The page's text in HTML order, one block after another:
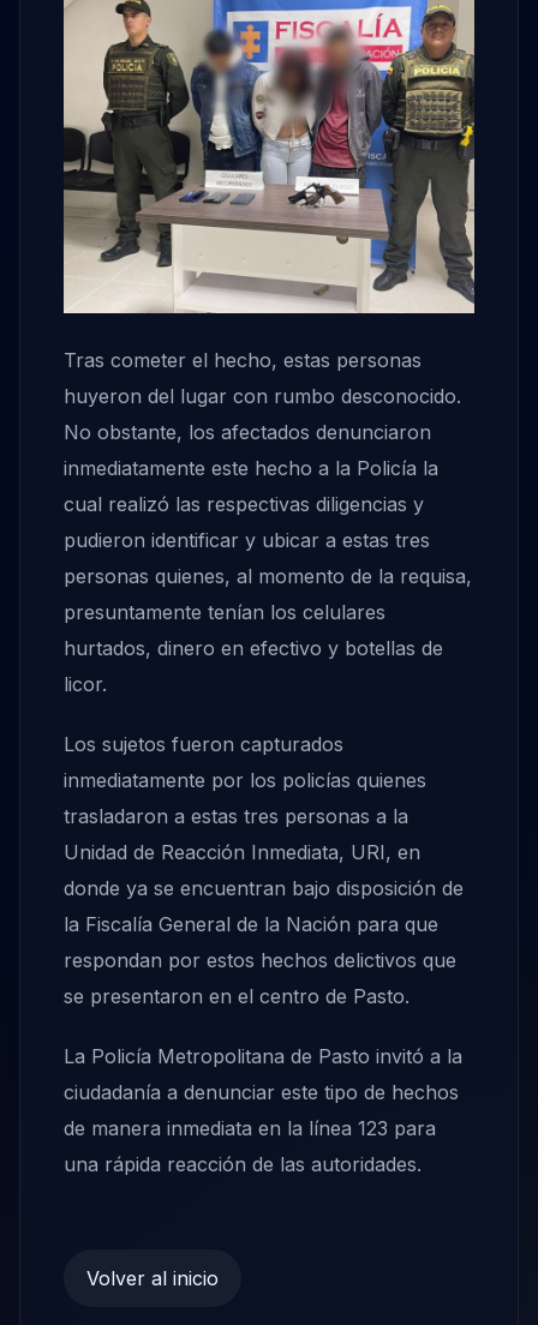
Tras cometer el hecho, estas personas
huyeron del lugar con rumbo desconocido.
No obstante, los afectados denunciaron
inmediatamente este hecho a la Policía la
cual realizó las respectivas diligencias y
pudieron identificar y ubicar a estas tres
personas quienes, al momento de la requisa,
presuntamente tenían los celulares
hurtados, dinero en efectivo y botellas de
licor.
Los sujetos fueron capturados
inmediatamente por los policías quienes
trasladaron a estas tres personas a la
Unidad de Reacción Inmediata, URI, en
donde ya se encuentran bajo disposición de
la Fiscalía General de la Nación para que
respondan por estos hechos delictivos que
se presentaron en el centro de Pasto.
La Policía Metropolitana de Pasto invitó a la
ciudadanía a denunciar este tipo de hechos
de manera inmediata en la línea 123 para
una rápida reacción de las autoridades.
Volver al inicio